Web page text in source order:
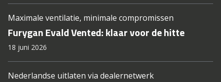
Maximale ventilatie, minimale compromissen
Furygan Evald Vented: klaar voor de hitte
18 juni 2026
Nederlandse uitlaten via dealernetwerk